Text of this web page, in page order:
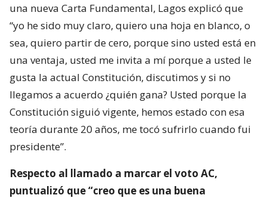
una nueva Carta Fundamental, Lagos explicó que
“yo he sido muy claro, quiero una hoja en blanco, o
sea, quiero partir de cero, porque sino usted está en
una ventaja, usted me invita a mí porque a usted le
gusta la actual Constitución, discutimos y si no
llegamos a acuerdo ¿quién gana? Usted porque la
Constitución siguió vigente, hemos estado con esa
teoría durante 20 años, me tocó sufrirlo cuando fui
presidente”.
Respecto al llamado a marcar el voto AC,
puntualizó que “creo que es una buena